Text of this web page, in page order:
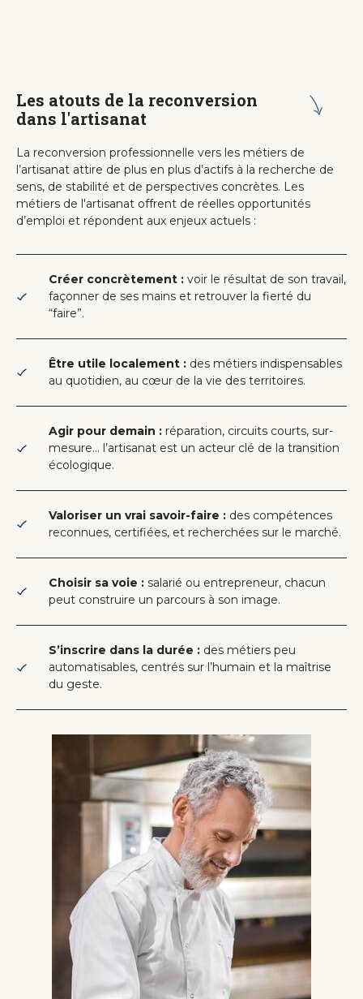
Les atouts de la reconversion
dans l'artisanat
La reconversion professionnelle vers les métiers de
l’artisanat attire de plus en plus d’actifs à la recherche de
sens, de stabilité et de perspectives concrètes. Les
métiers de l'artisanat offrent de réelles opportunités
d’emploi et répondent aux enjeux actuels :
Créer concrètement : voir le résultat de son travail,
façonner de ses mains et retrouver la fierté du
“faire”.
Être utile localement : des métiers indispensables
au quotidien, au cœur de la vie des territoires.
Agir pour demain : réparation, circuits courts, sur-
mesure… l’artisanat est un acteur clé de la transition
écologique.
Valoriser un vrai savoir-faire : des compétences
reconnues, certifiées, et recherchées sur le marché.
Choisir sa voie : salarié ou entrepreneur, chacun
peut construire un parcours à son image.
S’inscrire dans la durée : des métiers peu
automatisables, centrés sur l’humain et la maîtrise
du geste.